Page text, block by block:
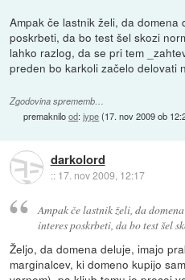
Ampak če lastnik želi, da
poskrbeti, da bo test šel skozi
lahko razlog, da se pri tem
preden bo karkoli začelo delovati
Zgodovina sprememb…
premaknilood:jype(17. nov 2009 ob
darkolord
:: 17. nov 2009, 12:17
Ampak če lastnik želi, da
interes poskrbeti, da bo test šel
Željo, da domena deluje, imajo
marginalcev, ki domeno kupijo